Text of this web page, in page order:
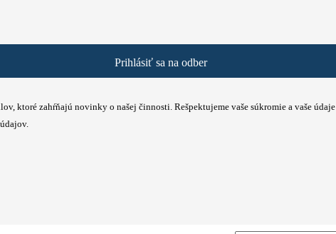
Prihlásiť sa na odber
ktoré zahŕňajú novinky o našej činnosti. Rešpektujeme vaše súkromie a vaše